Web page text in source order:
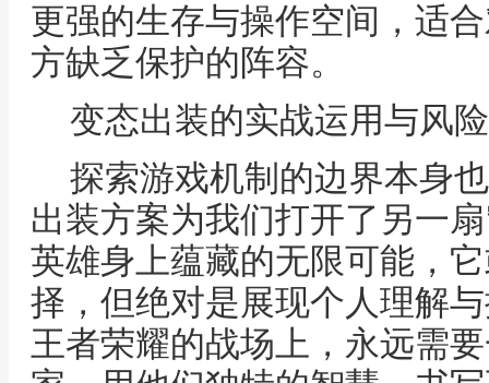
更强的生存与操作空间，适
方缺乏保护的阵容。
变态出装的实战运用与风
探索游戏机制的边界本身
出装方案为我们打开了另一
英雄身上蕴藏的无限可能，
择，但绝对是展现个人理解
王者荣耀的战场上，永远需